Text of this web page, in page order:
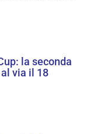
la seconda
via il 18